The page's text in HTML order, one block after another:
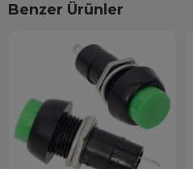
Benzer Ürünler